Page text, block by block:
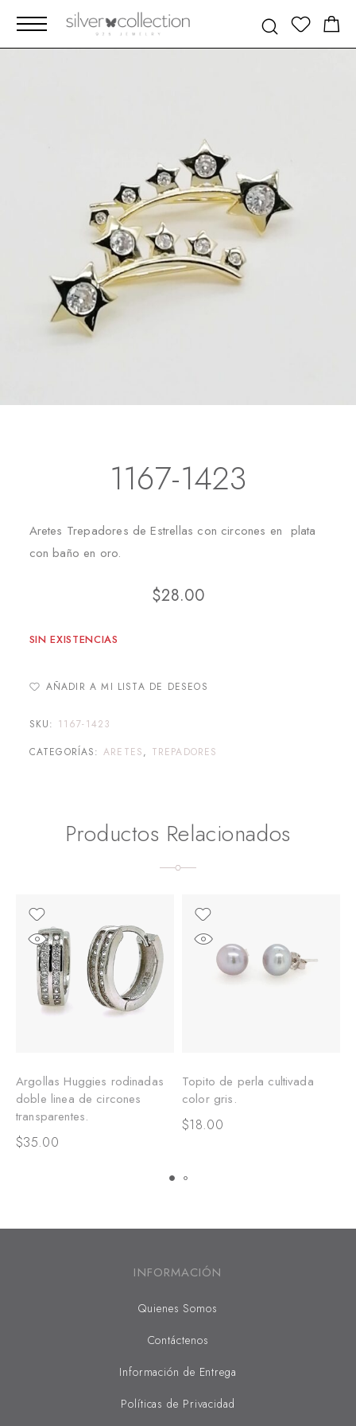
1167-1423
Aretes Trepadores de Estrellas con circones en plata
con baño en oro.
$28.00
SIN EXISTENCIAS
AÑADIR A MI LISTA DE DESEOS
SKU: 1167-1423
CATEGORÍAS: ARETES, TREPADORES
Productos Relacionados
Argollas Huggies rodinadas
doble linea de circones
transparentes.
$35.00
Topito de perla cultivada
color gris.
$18.00
INFORMACIÓN
Quienes Somos
Contáctenos
Información de Entrega
Políticas de Privacidad